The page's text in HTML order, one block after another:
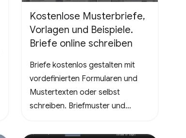
challenges that lie ahead!
Kostenlose Musterbriefe,
Vorlagen und Beispiele.
Briefe online schreiben
Briefe kostenlos gestalten mit
vordefinierten Formularen und
Mustertexten oder selbst
schreiben. Briefmuster und
Handyvertrag, DSL